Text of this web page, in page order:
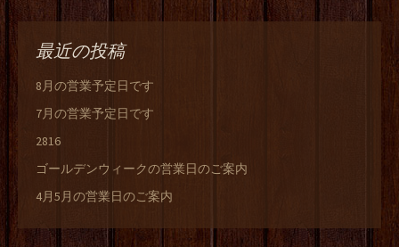
最近の投稿
8月の営業予定日です
7月の営業予定日です
2816
ゴールデンウィークの営業日のご案内
4月5月の営業日のご案内